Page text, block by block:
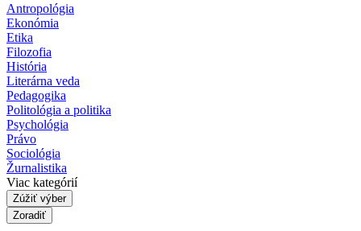
Antropológia
Ekonómia
Etika
Filozofia
História
Literárna veda
Pedagogika
Politológia a politika
Psychológia
Právo
Sociológia
Žurnalistika
Viac kategórií
Zúžiť výber
Zoradiť